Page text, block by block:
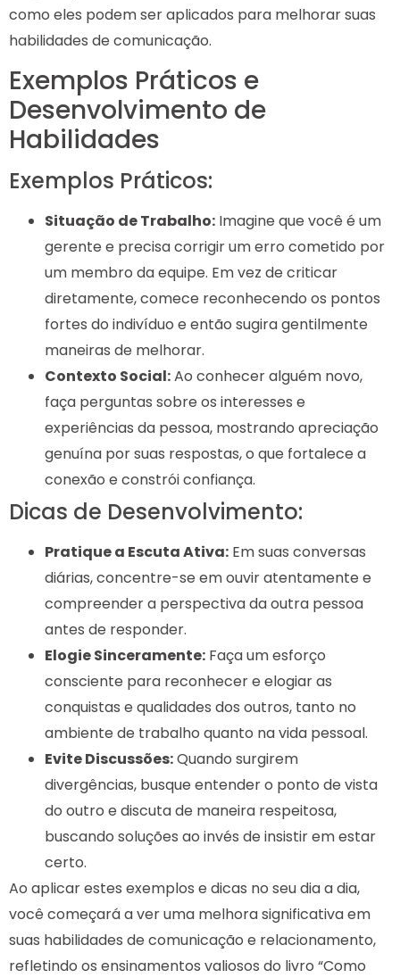
como eles podem ser aplicados para melhorar suas
habilidades de comunicação.
Exemplos Práticos e
Desenvolvimento de
Habilidades
Exemplos Práticos:
Situação de Trabalho: Imagine que você é um
gerente e precisa corrigir um erro cometido por
um membro da equipe. Em vez de criticar
diretamente, comece reconhecendo os pontos
fortes do indivíduo e então sugira gentilmente
maneiras de melhorar.
Contexto Social:Ao conhecer alguém novo,
faça perguntas sobre os interesses e
experiências da pessoa, mostrando apreciação
genuína por suas respostas, o que fortalece a
conexão e constrói confiança.
Dicas de Desenvolvimento:
Pratique a Escuta Ativa: Em suas conversas
diárias, concentre-se em ouvir atentamente e
compreender a perspectiva da outra pessoa
antes de responder.
Elogie Sinceramente: Faça um esforço
consciente para reconhecer e elogiar as
conquistas e qualidades dos outros, tanto no
ambiente de trabalho quanto na vida pessoal.
Evite Discussões:Quando surgirem
divergências, busque entender o ponto de vista
do outro e discuta de maneira respeitosa,
buscando soluções ao invés de insistir em estar
certo.
Ao aplicar estes exemplos e dicas no seu dia a dia,
você começará a ver uma melhora significativa em
suas habilidades de comunicação e relacionamento,
refletindo os ensinamentos valiosos do livro “Como